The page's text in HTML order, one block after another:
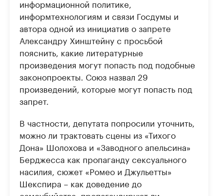
информационной политике,
информтехнологиям и связи Госдумы и
автора одной из инициатив о запрете
Александру Хинштейну с просьбой
пояснить, какие литературные
произведения могут попасть под подобные
законопроекты. Союз назвал 29
произведений, которые могут попасть под
запрет.
В частности, депутата попросили уточнить,
можно ли трактовать сцены из «Тихого
Дона» Шолохова и «Заводного апельсина»
Берджесса как пропаганду сексуального
насилия, сюжет «Ромео и Джульетты»
Шекспира – как доведение до